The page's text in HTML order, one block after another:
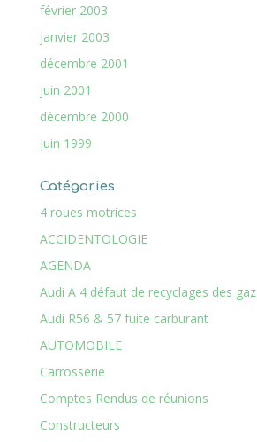
février 2003
janvier 2003
décembre 2001
juin 2001
décembre 2000
juin 1999
Catégories
4 roues motrices
ACCIDENTOLOGIE
AGENDA
Audi A 4 défaut de recyclages des gaz
Audi R56 & 57 fuite carburant
AUTOMOBILE
Carrosserie
Comptes Rendus de réunions
Constructeurs